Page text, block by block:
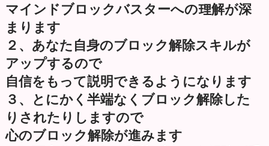
マインドブロックバスターへの理解が深
まります
２、あなた⾃身のブロック解除スキルが
アップするので
自信をもって説明できるようになります
３、とにかく半端なくブロック解除した
りされたりしますので
心のブロック解除が進みます